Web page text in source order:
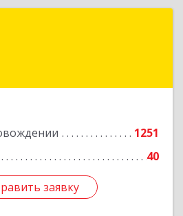
1251
40
заявку
СКО, г.Петропавловск,
заявку